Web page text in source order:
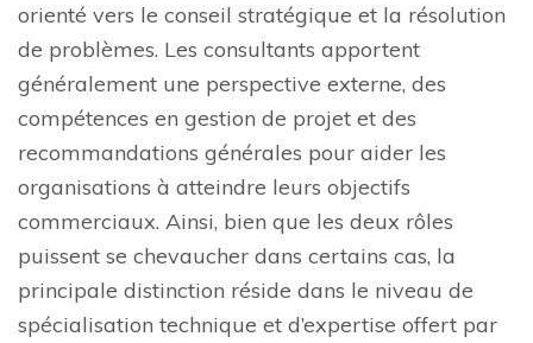
orienté vers le conseil stratégique et la résolution
de problèmes. Les consultants apportent
généralement une perspective externe, des
compétences en gestion de projet et des
recommandations générales pour aider les
organisations à atteindre leurs objectifs
commerciaux. Ainsi, bien que les deux rôles
puissent se chevaucher dans certains cas, la
principale distinction réside dans le niveau de
spécialisation technique et d’expertise offert par